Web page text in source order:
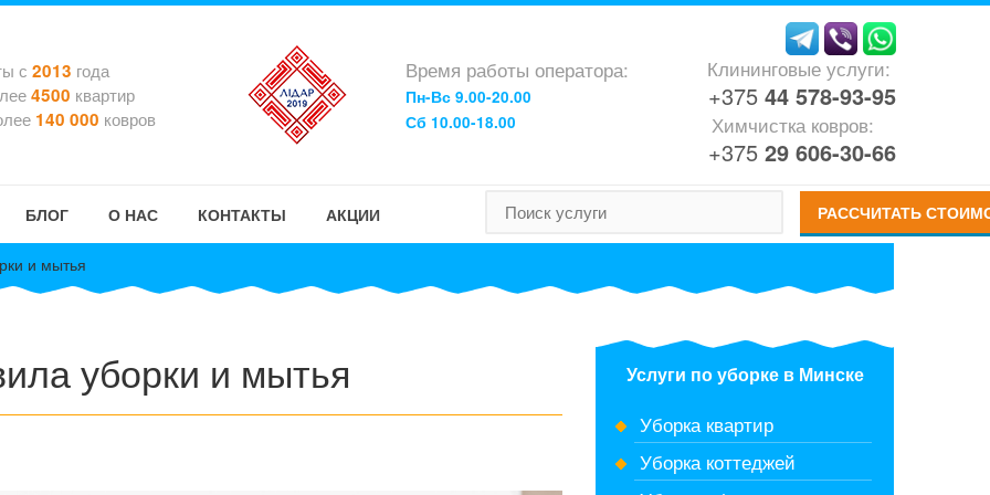
с 2013 года
4500 квартир
140 000 ковров
Время работы оператора:
Пн-Вс 9.00-20.00
Сб 10.00-18.00
Клининговые услуги:
+375 44 578-93-95
Химчистка ковров:
+375 29 606-30-66
БЛОГ О НАС КОНТАКТЫ АКЦИИ РАССЧИТАТЬ
и мытья
уборки и мытья Услуги по уборке в Минске
Уборка квартир
Уборка коттеджей